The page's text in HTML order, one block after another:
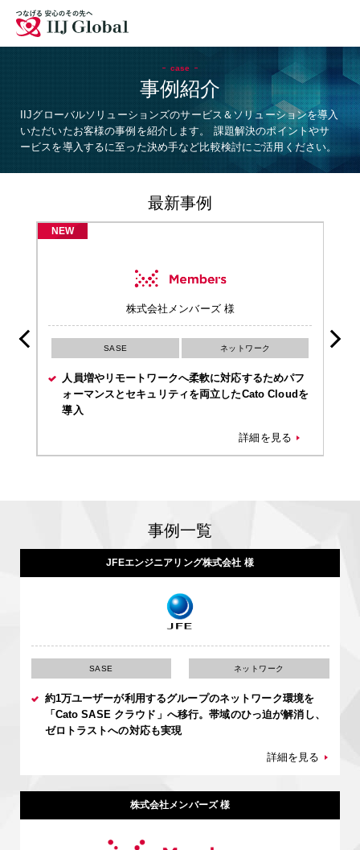
拠点
サイトマップ English
case
事例紹介
IIJグローバルソリューションズのサービス＆ソリューションを導入
いただいたお客様の事例を紹介します。 課題解決のポイントやサ
ービスを導入するに至った決め手など比較検討にご活用ください。
最新事例
ネットワーク
ークへ柔軟に対応するためパフ
リティを両立したCato Cloudを
SASE
中国での新工場設立を機にCato
大幅なコスト削減とトラフィッ
事例一覧
JFEエンジニアリング株式会社 様
SASE ネットワーク
約1万ユーザーが利用するグループのネットワーク環境を
「Cato SASE クラウド」へ移行。帯域のひっ迫が解消し、
ゼロトラストへの対応も実現
詳細を見る
株式会社メンバーズ 様